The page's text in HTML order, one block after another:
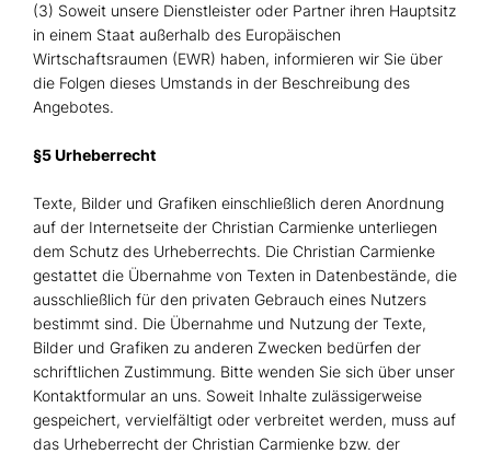
(3) Soweit unsere Dienstleister oder Partner ihren Hauptsitz
in einem Staat außerhalb des Europäischen
Wirtschaftsraumen (EWR) haben, informieren wir Sie über
die Folgen dieses Umstands in der Beschreibung des
Angebotes.
§5 Urheberrecht
Texte, Bilder und Grafiken einschließlich deren Anordnung
auf der Internetseite der Christian Carmienke unterliegen
dem Schutz des Urheberrechts. Die Christian Carmienke
gestattet die Übernahme von Texten in Datenbestände, die
ausschließlich für den privaten Gebrauch eines Nutzers
bestimmt sind. Die Übernahme und Nutzung der Texte,
Bilder und Grafiken zu anderen Zwecken bedürfen der
schriftlichen Zustimmung. Bitte wenden Sie sich über unser
Kontaktformular an uns. Soweit Inhalte zulässigerweise
gespeichert, vervielfältigt oder verbreitet werden, muss auf
das Urheberrecht der Christian Carmienke bzw. der